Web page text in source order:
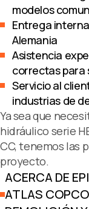
modelos
Entrega
Alemania
Asistencia
correctas para
Servicio al
industrias de
Ya sea que
hidráulico serie
CC, tenemos las
proyecto.
ACERCA DE
ATLAS